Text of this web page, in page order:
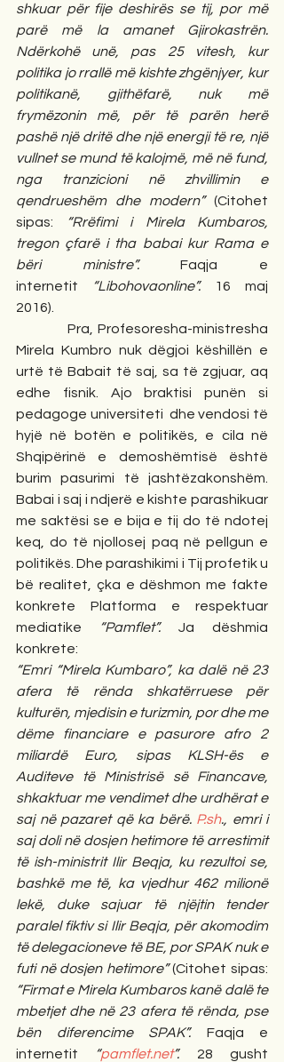
shkuar për fije deshirës se tij, por më
parë më la amanet Gjirokastrën.
Ndërkohë unë, pas 25 vitesh, kur
politika jo rrallë më kishte zhgënjyer, kur
politikanë, gjithëfarë, nuk më
frymëzonin më, për të parën herë
pashë një dritë dhe një energji të re, një
vullnet se mund të kalojmë, më në fund,
nga tranzicioni në zhvillimin e
qendrueshëm dhe modern” (Citohet
sipas: “Rrëfimi i Mirela Kumbaros,
tregon çfarë i tha babai kur Rama e
bëri ministre”. Faqja e
internetit “Libohovaonline”.
16 maj
2016).
Pra, Profesoresha-ministresha
Mirela Kumbro nuk dëgjoi këshillën e
urtë të Babait të saj, sa të zgjuar, aq
edhe fisnik. Ajo braktisi punën si
pedagoge universiteti  dhe vendosi të
hyjë në botën e politikës, e cila në
Shqipërinë e demoshëmtisë është
burim pasurimi të jashtëzakonshëm.
Babai i saj i ndjerë e kishte parashikuar
me saktësi se e bija e tij do të ndotej
keq, do të njollosej paq në pellgun e
politikës. Dhe parashikimi i Tij profetik u
bë realitet, çka e dëshmon me fakte
konkrete Platforma e respektuar
mediatike
“Pamflet”. Ja dëshmia
konkrete:
“Emri “Mirela Kumbaro”, ka dalë në 23
afera të rënda shkatërruese për
kulturën, mjedisin e turizmin, por dhe me
dëme financiare e pasurore afro 2
miliardë Euro, sipas KLSH-ës e
Auditeve të Ministrisë së Financave,
shkaktuar me vendimet dhe urdhërat e
saj në pazaret që ka bërë. P.sh., emri i
saj doli në dosjen hetimore të arrestimit
të ish-ministrit Ilir Beqja, ku rezultoi se,
bashkë me të, ka vjedhur 462 milionë
lekë, duke sajuar të njëjtin tender
paralel fiktiv si Ilir Beqja, për akomodim
të delegacioneve të BE, por SPAK nuk e
futi në dosjen hetimore”
“Firmat e Mirela Kumbaros kanë dalë te
mbetjet dhe në 23 afera të rënda, pse
bën diferencime SPAK”. Faqja e
internetit
“pamflet.net”. 28 gusht